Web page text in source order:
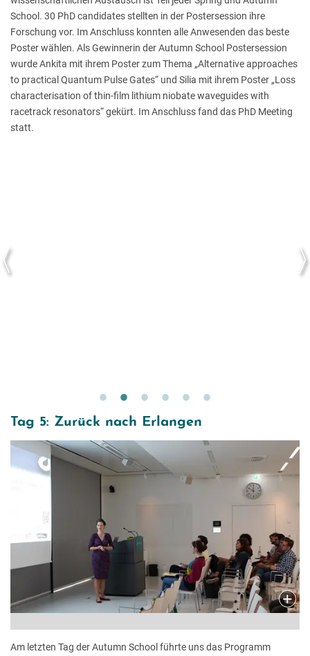
School. 30 PhD candidates stellten in der Postersession ihre
Forschung vor. Im Anschluss konnten alle Anwesenden das beste
Poster wählen. Als Gewinnerin der Autumn School Postersession
wurde Ankita mit ihrem Poster zum Thema „Alternative approaches
to practical Quantum Pulse Gates“ und Silia mit ihrem Poster „Loss
characterisation of thin-film lithium niobate waveguides with
racetrack resonators“ gekürt. Im Anschluss fand das PhD Meeting
statt.
Tag 5: Zurück nach Erlangen
Am letzten Tag der Autumn School führte uns das Programm